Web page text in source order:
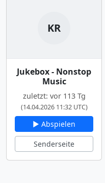
KR
Jukebox - Nonstop
Music
zuletzt: vor 113 Tg
(14.04.2026 11:32 UTC)
▶ Abspielen
Senderseite